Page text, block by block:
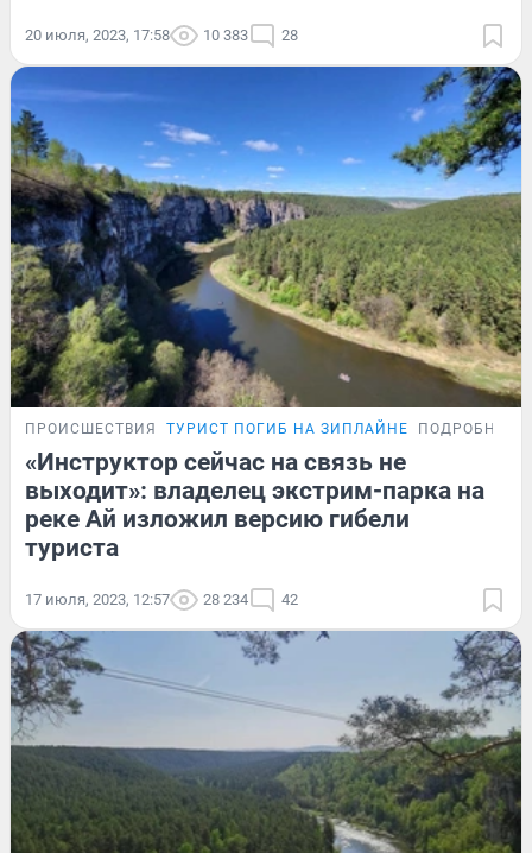
20 июля, 2023, 17:58 10 383 28
ПРОИСШЕСТВИЯ ТУРИСТ ПОГИБ НА ЗИПЛАЙНЕ
«Инструктор сейчас на связь не
выходит»: владелец экстрим-парка на
реке Ай изложил версию гибели
туриста
17 июля, 2023, 12:57 28 234 42